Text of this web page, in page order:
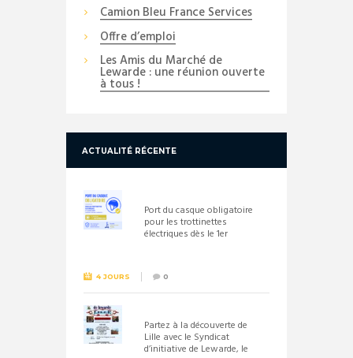
Camion Bleu France Services
Offre d’emploi
Les Amis du Marché de
Lewarde : une réunion ouverte
à tous !
ACTUALITÉ RÉCENTE
Port du casque obligatoire
pour les trottinettes
électriques dès le 1er
4 JOURS 0
Partez à la découverte de
Lille avec le Syndicat
d’initiative de Lewarde, le